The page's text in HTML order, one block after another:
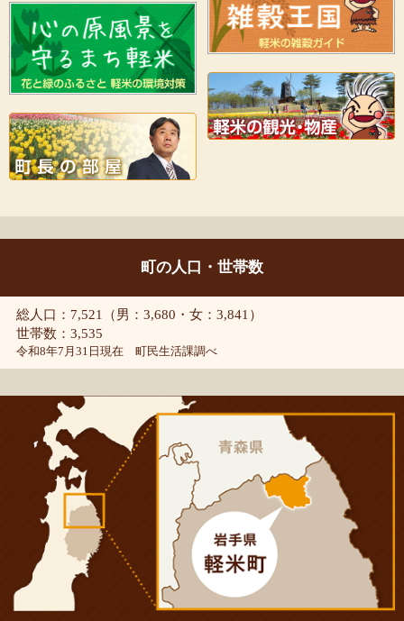
町の人口・世帯数
総人口：7,521（男：3,680・女：3,841）
世帯数：3,535
令和8年7月31日現在 町民生活課調べ